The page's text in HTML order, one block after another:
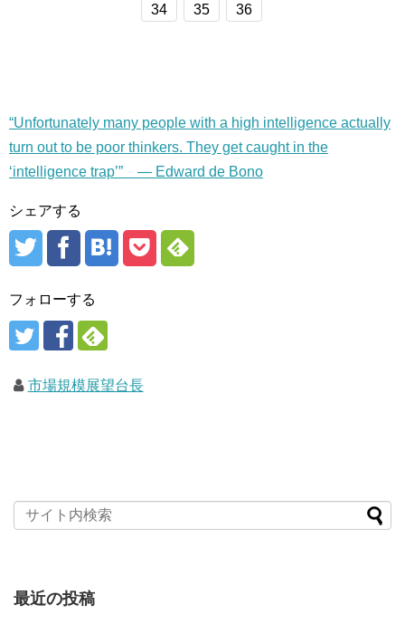
34 35 36
“Unfortunately many people with a high intelligence actually
turn out to be poor thinkers. They get caught in the
‘intelligence trap’” — Edward de Bono
シェアする
フォローする
市場規模展望台長
最近の投稿